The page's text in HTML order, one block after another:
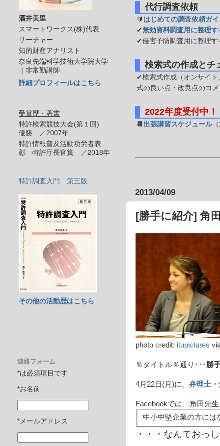
代行調査依頼
🔰 はじめての調査依頼ガ
✔無効資料調査用に整理
✔侵害予防調査用に整理す
検索式の作成とチ
✔検索式作成（オンサイト
式の良い点・改良点のコ
2022年度受付中！
📆 出張講習スケジュール
2013/04/09
[勝手に紹介] 角
photo credit: itupictures
％タイトル％通り･･･ 勝
4月22日(月)に、 弁理士
Facebookでは、角田先
中小中堅企業の方には
・・・なんておっ
酒井美里
スマートワークス(株)代表
サーチャー
知的財産アナリスト
奈良先端科学技術大学院大学
｜非常勤講師
詳細プロフィールはこちら
受賞歴・著書
特許検索競技大会(第１回)
優勝 ／2007年
特許情報普及活動功労者表
彰 特許庁長官賞 ／2018年
特許調査入門 第三版
その他の活動歴はこちら
連絡フォーム
*は必須項目です
*お名前
*メールアドレス